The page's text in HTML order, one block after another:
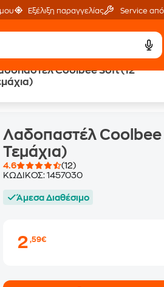
Εξέλιξη παραγγελίας Service από
Coolbee Soft (12
Λαδοπαστέλ Coolbee
Τεμάχια)
4.6
(12)
ΚΩΔΙΚΟΣ:1457030
Άμεσα Διαθέσιμο
2,59€